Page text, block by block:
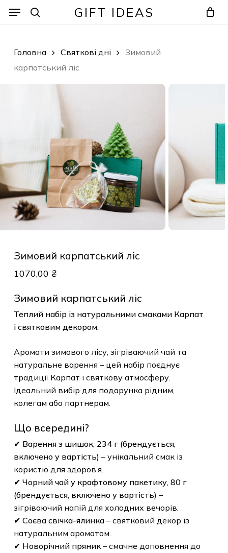
GIFT IDEAS
Menu
Головна Святкові дні
Зимовий
карпатський ліс
Зимовий карпатський ліс
1070,00 ₴
Зимовий карпатський ліс
Теплий набір із натуральними смаками Карпат
і святковим декором.
Аромати зимового лісу, зігріваючий чай та
натуральне варення – цей набір поєднує
традиції Карпат і святкову атмосферу.
Ідеальний вибір для подарунка рідним,
колегам або партнерам.
Що всередині?
✔ Варення з шишок, 234 г (брендується,
включено у вартість) – унікальний смак із
користю для здоров’я.
✔ Чорний чай у крафтовому пакетику, 80 г
(брендується, включено у вартість) –
зігріваючий напій для холодних вечорів.
✔ Соєва свічка-ялинка– святковий декор із
натуральним ароматом.
✔ Новорічний пряник– смачне доповнення до
Menu